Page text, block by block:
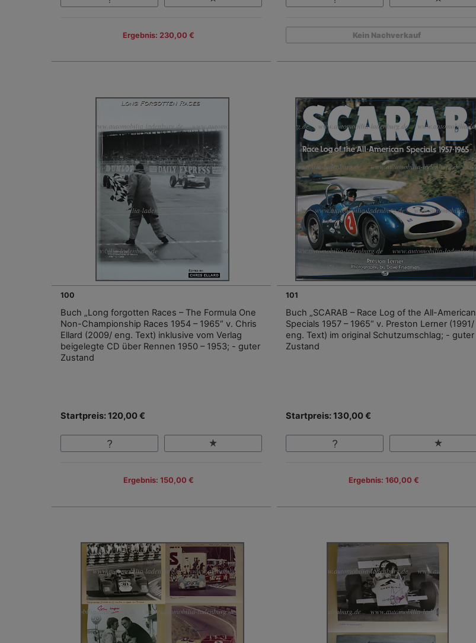
Ergebnis: 230,00 € Kein Nachverkauf
100
Buch „Long forgotten Races – The Formula One
Non-Championship Races 1954 – 1965“ v. Chris
Ellard (2009/ eng. Text) inklusive vom Verlag
beigelegte CD über Rennen 1950 – 1953; - guter
Zustand
Startpreis: 120,00 €
Ergebnis: 150,00 €
101
Buch „SCARAB – Race Log of the All-American
Specials 1957 – 1965“ v. Preston Lerner (1991/
eng. Text) im original Schutzumschlag; - guter
Zustand
Startpreis: 130,00 €
Ergebnis: 160,00 €